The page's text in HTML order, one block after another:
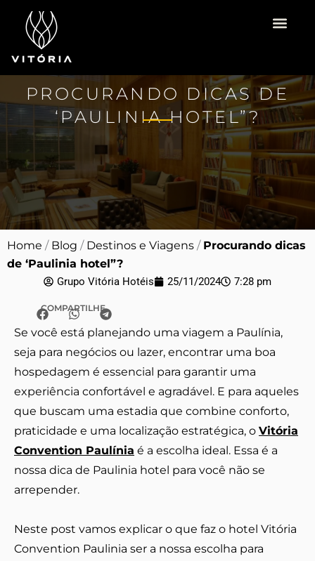
conteúdo
PROCURANDO DICAS DE
‘PAULINIA HOTEL”?
Home / Blog / Destinos e Viagens / Procurando dicas
de ‘Paulinia hotel”?
Grupo Vitória Hotéis 25/11/2024 7:28 pm
COMPARTILHE
Se você está planejando uma viagem a Paulínia,
seja para negócios ou lazer, encontrar uma boa
hospedagem é essencial para garantir uma
experiência confortável e agradável. E para aqueles
que buscam uma estadia que combine conforto,
praticidade e uma localização estratégica, o Vitória
Convention Paulínia é a escolha ideal. Essa é a
nossa dica de Paulinia hotel para você não se
arrepender.
Neste post vamos explicar o que faz o hotel Vitória
Convention Paulinia ser a nossa escolha para